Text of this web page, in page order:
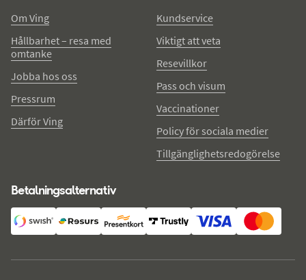
Om Ving
Hållbarhet – resa med
omtanke
Jobba hos oss
Pressrum
Därför Ving
Kundservice
Viktigt att veta
Resevillkor
Pass och visum
Vaccinationer
Policy för sociala medier
Tillgänglighetsredogörelse
Betalningsalternativ